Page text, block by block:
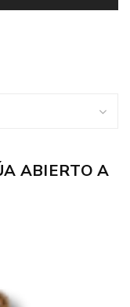
ABIERTO A